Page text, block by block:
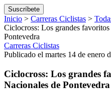
Suscríbete
Inicio > Carreras Ciclistas >
Ciclocross: Los grandes
Pontevedra
Carreras Ciclistas
Publicado el martes 14 de enero
Ciclocross: Los grandes
Nacionales de Pontevedra